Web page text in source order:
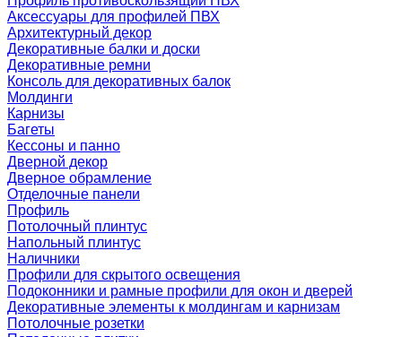
Аксессуары для профилей ПВХ
Архитектурный декор
Декоративные балки и доски
Декоративные ремни
Консоль для декоративных балок
Молдинги
Карнизы
Багеты
Кессоны и панно
Дверной декор
Дверное обрамление
Отделочные панели
Профиль
Потолочный плинтус
Напольный плинтус
Наличники
Профили для скрытого освещения
Подоконники и рамные профили для окон и дверей
Декоративные элементы к молдингам и карнизам
Потолочные розетки